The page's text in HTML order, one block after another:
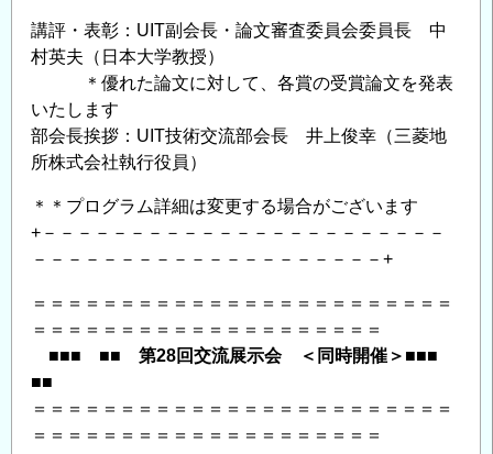
講評・表彰：UIT副会長・論文審査委員会委員長 中
村英夫（日本大学教授）
＊優れた論文に対して、各賞の受賞論文を発表
いたします
部会長挨拶：UIT技術交流部会長 井上俊幸（三菱地
所株式会社執行役員）
＊＊プログラム詳細は変更する場合がございます
+－－－－－－－－－－－－－－－－－－－－－－－
－－－－－－－－－－－－－－－－－－－－+
＝＝＝＝＝＝＝＝＝＝＝＝＝＝＝＝＝＝＝＝＝＝＝＝
＝＝＝＝＝＝＝＝＝＝＝＝＝＝＝＝＝＝＝＝
■■■ ■■ 第28回交流展示会 ＜同時開催＞■■■
■■
＝＝＝＝＝＝＝＝＝＝＝＝＝＝＝＝＝＝＝＝＝＝＝＝
＝＝＝＝＝＝＝＝＝＝＝＝＝＝＝＝＝＝＝＝